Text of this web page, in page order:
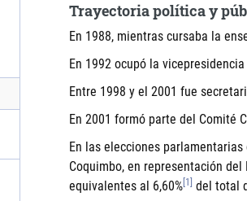
Trayectoria política y
En 1988, mientras cursaba la
En 1992 ocupó la
Entre 1998 y el 2001 fue
En 2001 formó parte del Comité
En las elecciones
Coquimbo, en representación
equivalentes al 6,60% [1]
del total